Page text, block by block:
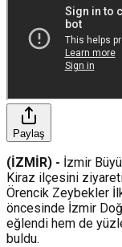
Paylaş
(İZMİR) - İzmir
Kiraz ilçesini
Örencik Zeybekler
öncesinde İzmir
eğlendi hem de
buldu.